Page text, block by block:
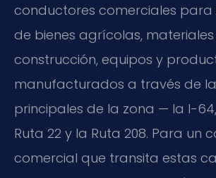
conductores comerciales
de bienes agrícolas,
construcción, equipos y
manufacturados a través de
principales de la zona — la I-
Ruta 22 y la Ruta 208. Para un
comercial que transita estas